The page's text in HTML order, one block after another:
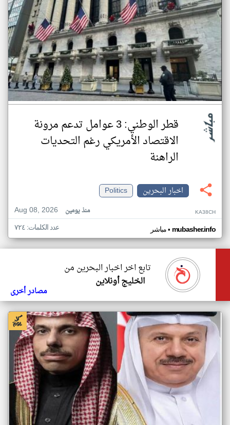
قطر الوطني: 3 عوامل تدعم مرونة
الاقتصاد الأمريكي رغم التحديات
الراهنة
اخبار البحرين
Politics
Aug 08, 2026
منذ يومين KA38CH
مباشر• mubasher.info عدد الكلمات: ٧٢٤
تابع اخر اخبار البحرين من
الخليج أونلاين
مصادر أخرى